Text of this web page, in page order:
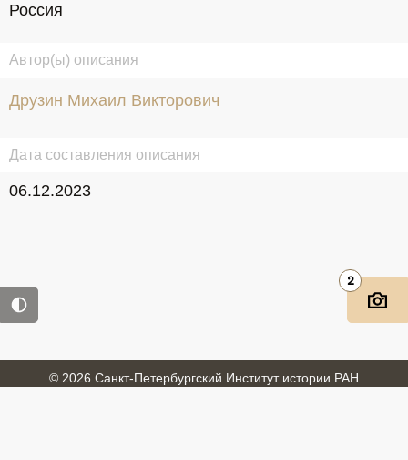
Россия
Автор(ы) описания
Друзин Михаил Викторович
Дата составления описания
06.12.2023
2
© 2026 Санкт-Петербургский Институт истории РАН